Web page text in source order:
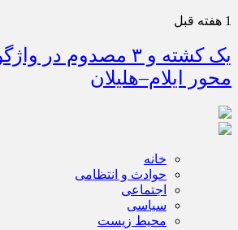
1 هفته قبل
یک کشته و ۳ مصدوم
محور ایلام–هلیلان
خانه
حوادث و انتظامی
اجتماعی
سیاسی
محیط زیست